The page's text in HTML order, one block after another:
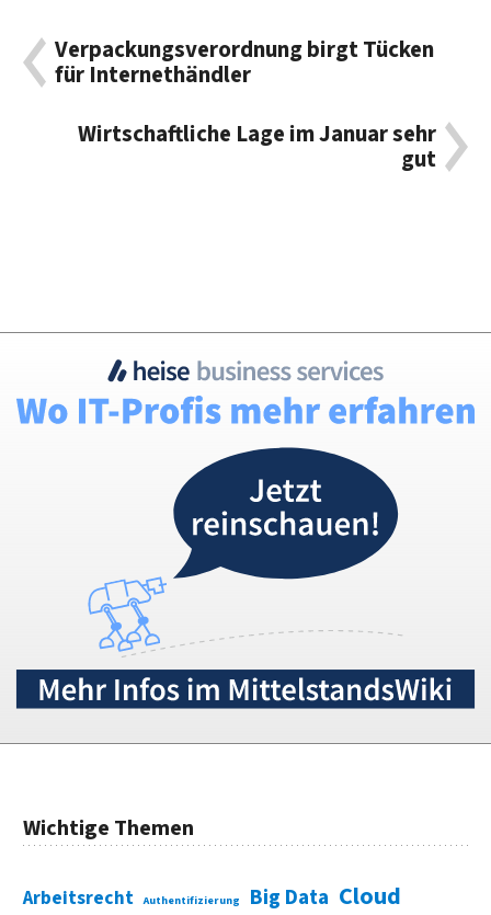
Verpackungsverordnung birgt Tücken
für Internethändler
Wirtschaftliche Lage im Januar sehr
gut
Wichtige Themen
Arbeitsrecht Authentifizierung Big Data Cloud